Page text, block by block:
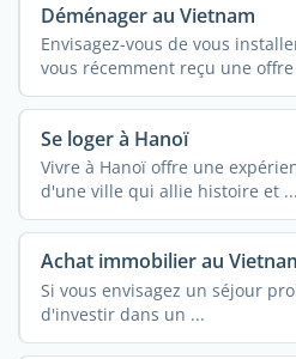
Déménager au Vietnam
Envisagez-vous de vous
vous récemment reçu une
Se loger à Hanoï
Vivre à Hanoï offre une
d'une ville qui allie histoire et ...
Achat immobilier au
Si vous envisagez un séjour
d'investir dans un ...